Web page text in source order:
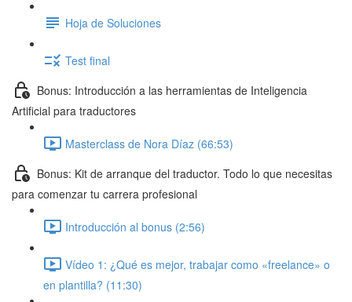
Hoja de Soluciones
Test final
Bonus: Introducción a las herramientas de Inteligencia
Artificial para traductores
Masterclass de Nora Díaz (66:53)
Bonus: Kit de arranque del traductor. Todo lo que necesitas
para comenzar tu carrera profesional
Introducción al bonus (2:56)
Vídeo 1: ¿Qué es mejor, trabajar como «freelance» o
en plantilla? (11:30)